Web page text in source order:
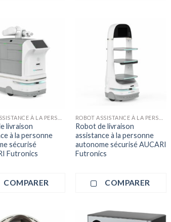
livraison
à la personne
sécurisé
Futronics
COMPARER
Robot de livraison
assistance à la personne
autonome sécurisé AUCARI
Futronics
COMPARER